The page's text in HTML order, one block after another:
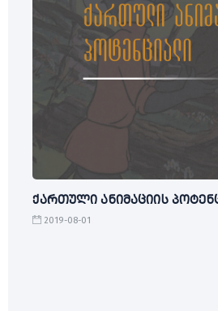
ქართული ანიმაციის
2019-08-01